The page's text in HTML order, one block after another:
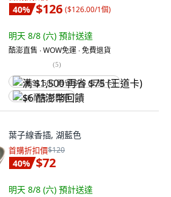
40% $126 ($126.00/1個)
明天 8/8 (六) 預計送達
酷澎直售 ∙ WOW免運 ∙ 免費退貨
(5)
满 $1,500 再省 $75 (王道卡)
$6 酷澎幣回饋
葉子線香插, 湖藍色
首購折扣價$120
40% $72
明天 8/8 (六) 預計送達